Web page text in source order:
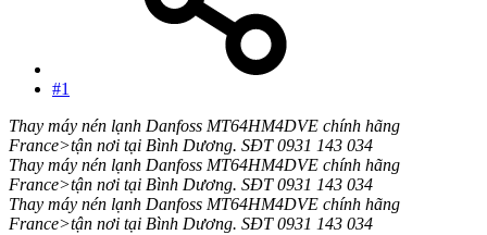
#1
Thay máy nén lạnh Danfoss MT64HM4DVE chính hãng
France>tận nơi tại Bình Dương. SĐT 0931 143 034
Thay máy nén lạnh Danfoss MT64HM4DVE chính hãng
France>tận nơi tại Bình Dương. SĐT 0931 143 034
Thay máy nén lạnh Danfoss MT64HM4DVE chính hãng
France>tận nơi tại Bình Dương. SĐT 0931 143 034